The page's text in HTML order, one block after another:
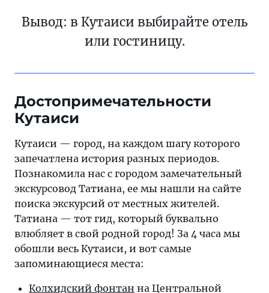
Вывод: в Кутаиси выбирайте отель
или гостиницу.
Достопримечательности
Кутаиси
Кутаиси — город, на каждом шагу которого
запечатлена история разных периодов.
Познакомила нас с городом замечательный
экскурсовод Татиана, ее мы нашли на сайте
поиска экскурсий от местных жителей.
Татиана — тот гид, который буквально
влюбляет в свой родной город! За 4 часа мы
обошли весь Кутаиси, и вот самые
запоминающиеся места:
Колхидский фонтан на Центральной